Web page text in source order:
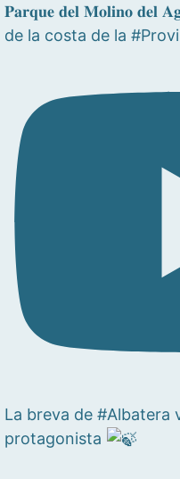
𝐏𝐚𝐫𝐪𝐮𝐞 𝐝𝐞𝐥 𝐌𝐨𝐥𝐢𝐧𝐨
de la costa de la
La breva de #Albatera
protagonista